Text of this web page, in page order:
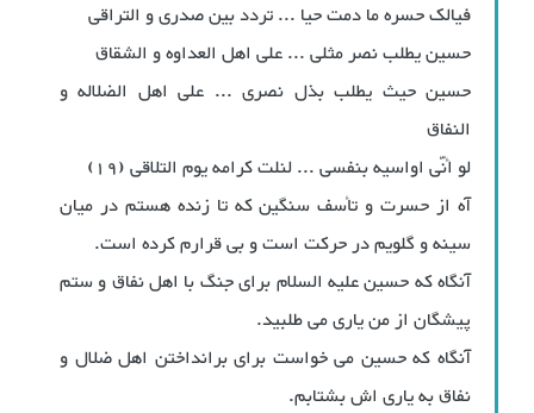
فیالک حسره ما دمت حیا ... تردد بین صدری و التراقی
حسین یطلب نصر مثلی ... علی اهل العداوه و الشقاق
حسین حیث یطلب بذل نصری ... علی اهل الضلاله و
النفاق
لو أنّی اواسیه بنفسی ... لنلت کرامه یوم التلاقی (19)
آه از حسرت و تأسف سنگین که تا زنده هستم در میان
سینه و گلویم در حرکت است و بی قرارم کرده است.
آنگاه که حسین علیه السلام برای جنگ با اهل نفاق و ستم
پیشگان از من یاری می طلبید.
آنگاه که حسین می خواست برای برانداختن اهل ضلال و
نفاق به یاری اش بشتابم.